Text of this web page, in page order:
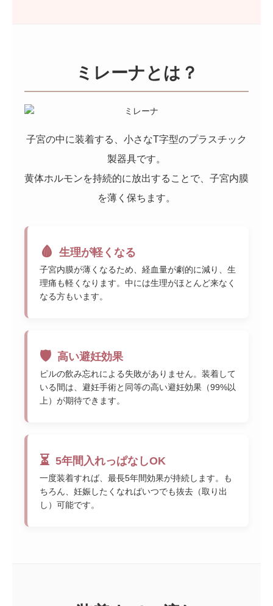
ミレーナとは？
子宮の中に装着する、小さなT字型のプラスチック
製器具です。
黄体ホルモンを持続的に放出することで、子宮内膜
を薄く保ちます。
🩸 生理が軽くなる
子宮内膜が薄くなるため、経血量が劇的に減り、生
理痛も軽くなります。中には生理がほとんど来なく
なる方もいます。
🛡️ 高い避妊効果
ピルの飲み忘れによる失敗がありません。装着して
いる間は、避妊手術と同等の高い避妊効果（99%以
上）が期待できます。
⏳ 5年間入れっぱなしOK
一度装着すれば、最長5年間効果が持続します。も
ちろん、妊娠したくなればいつでも抜去（取り出
し）可能です。